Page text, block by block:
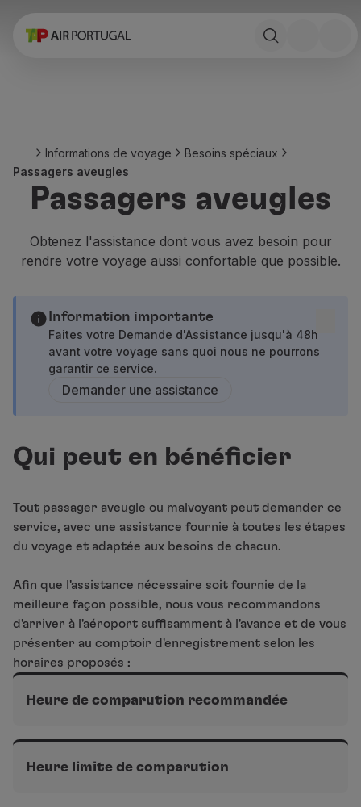
Réserver
Stopover
Informations de voyage
Bagage
Besoins spéciaux
Voyager avec des animaux
Bébés et enfants
À bord
Vols en Business
Vols en Economy Prime
Vols en Economy
Repas à bord
Gérer de réservation
Gestion des Réserves
Facture en ligne
Bons TAP
Extras
Assurance Voyage
Hébergement
Enregistrement
Informations d'Enregistrement
TAP Miles&Go
Découvrez le Programme
Utiliser des miles
Partenaires
Informations de voyage
Besoins spéciaux
Passagers aveugles
Passagers aveugles
Obtenez l'assistance dont vous avez besoin pour
rendre votre voyage aussi confortable que possible.
Information importante
Faites votre Demande d'Assistance jusqu'à 48h
avant votre voyage sans quoi nous ne pourrons
garantir ce service.
Demander une assistance
Qui peut en bénéficier
Tout passager aveugle ou malvoyant peut demander ce
service, avec une assistance fournie à toutes les étapes
du voyage et adaptée aux besoins de chacun.
Afin que l'assistance nécessaire soit fournie de la
meilleure façon possible, nous vous recommandons
d'arriver à l'aéroport suffisamment à l'avance et de vous
présenter au comptoir d'enregistrement selon les
horaires proposés :
Heure de comparution recommandée
3h avant le départ
Heure limite de comparution